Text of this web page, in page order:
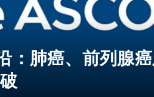
：肺癌、前列腺